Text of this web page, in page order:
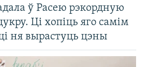
ў Расею рэкордную
Ці хопіць яго самім
ня вырастуць цэны